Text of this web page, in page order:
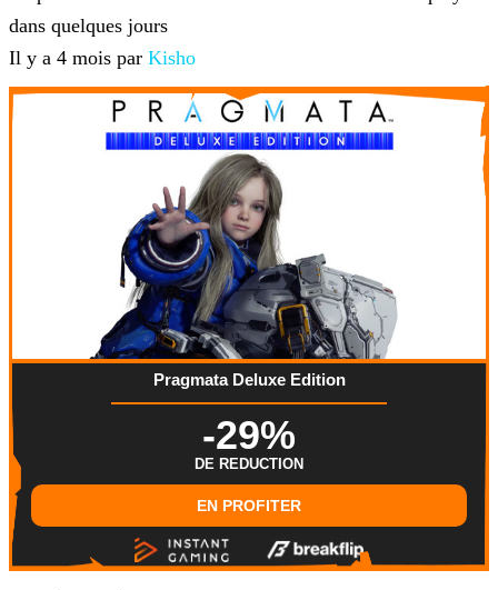
dans quelques jours
Il y a 4 mois par Kisho
Pragmata Deluxe Edition
-29%
DE REDUCTION
EN PROFITER